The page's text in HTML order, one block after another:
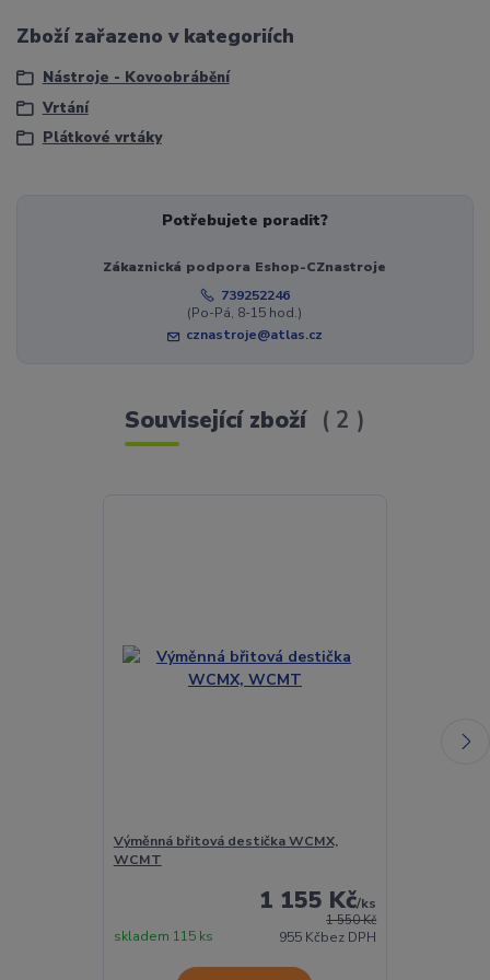
Zboží zařazeno v kategoriích
Nástroje - Kovoobrábění
Vrtání
Plátkové vrtáky
Potřebujete poradit?
Zákaznická podpora Eshop-CZnastroje
739252246
(Po-Pá, 8-15 hod.)
cznastroje@atlas.cz
Související zboží 2
Výměnná břitová destička WCMX,
WCMT
1 550 Kč
1 155 Kč/ks
955 Kčbez DPH
skladem 115 ks